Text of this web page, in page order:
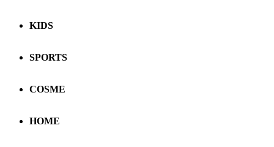
KIDS
SPORTS
COSME
HOME